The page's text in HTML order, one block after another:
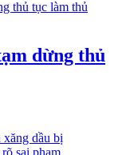
dừng thủ